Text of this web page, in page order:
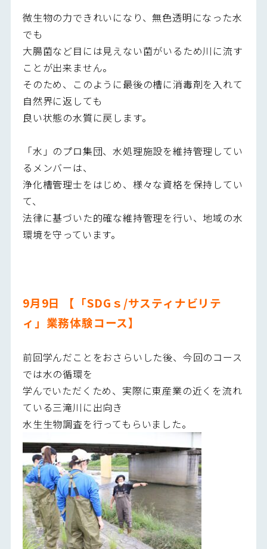
微生物の力できれいになり、無色透明になった水
でも
大腸菌など目には見えない菌がいるため川に流す
ことが出来ません。
そのため、このように最後の槽に消毒剤を入れて
自然界に返しても
良い状態の水質に戻します。
「水」のプロ集団、水処理施設を維持管理してい
るメンバーは、
浄化槽管理士をはじめ、様々な資格を保持してい
て、
法律に基づいた的確な維持管理を行い、地域の水
環境を守っています。
9月9日 【「SDGｓ/サスティナビリテ
ィ」業務体験コース】
前回学んだことをおさらいした後、今回のコース
では水の循環を
学んでいただくため、実際に東産業の近くを流れ
ている三滝川に出向き
水生生物調査を行ってもらいました。